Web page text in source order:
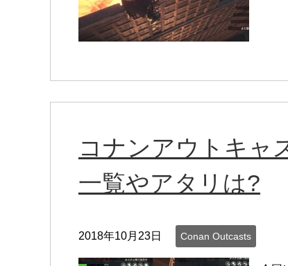
コナンアウトキャ
一覧やアタリは?
2018年10月23日 Conan Outcasts